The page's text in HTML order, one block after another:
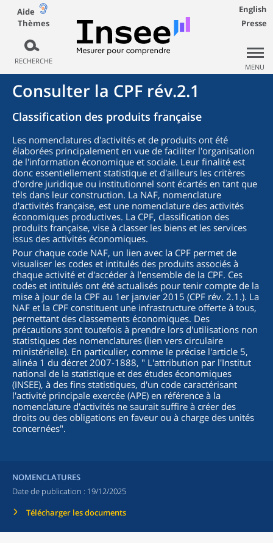
Aide
Thèmes
RECHERCHE
English
Presse
MENU
Consulter la CPF rév.2.1
Classification des produits française
Les nomenclatures d'activités et de produits ont été
élaborées principalement en vue de faciliter l'organisation
de l'information économique et sociale. Leur finalité est
donc essentiellement statistique et d'ailleurs les critères
d'ordre juridique ou institutionnel sont écartés en tant que
tels dans leur construction. La NAF, nomenclature
d'activités française, est une nomenclature des activités
économiques productives. La CPF, classification des
produits française, vise à classer les biens et les services
issus des activités économiques.
Pour chaque code NAF, un lien avec la CPF permet de
visualiser les codes et intitulés des produits associés à
chaque activité et d'accéder à l'ensemble de la CPF. Ces
codes et intitulés ont été actualisés pour tenir compte de la
mise à jour de la CPF au 1er janvier 2015 (CPF rév. 2.1.). La
NAF et la CPF constituent une infrastructure offerte à tous,
permettant des classements économiques. Des
précautions sont toutefois à prendre lors d'utilisations non
statistiques des nomenclatures (lien vers circulaire
ministérielle). En particulier, comme le précise l'article 5,
alinéa 1 du décret 2007-1888, " L'attribution par l'Institut
national de la statistique et des études économiques
(INSEE), à des fins statistiques, d'un code caractérisant
l'activité principale exercée (APE) en référence à la
nomenclature d'activités ne saurait suffire à créer des
droits ou des obligations en faveur ou à charge des unités
concernées".
NOMENCLATURES
Date de publication : 19/12/2025
Télécharger les documents